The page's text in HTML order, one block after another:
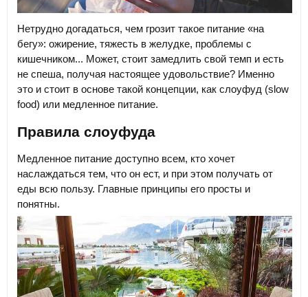
Нетрудно догадаться, чем грозит такое питание «на
бегу»: ожирение, тяжесть в желудке, проблемы с
кишечником... Может, стоит замедлить свой темп и есть
не спеша, получая настоящее удовольствие? Именно
это и стоит в основе такой концепции, как слоуфуд (slow
food) или медленное питание.
Правила слоуфуда
Медленное питание доступно всем, кто хочет
наслаждаться тем, что он ест, и при этом получать от
еды всю пользу. Главные принципы его просты и
понятны.